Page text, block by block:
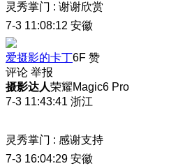
灵秀掌门 : 谢谢欣赏
7-3 11:08:12 安徽
爱摄影的卡丁6F 赞
评论 举报
摄影达人荣耀Magic6 Pro
7-3 11:43:41 浙江
灵秀掌门 : 感谢支持
7-3 16:04:29 安徽